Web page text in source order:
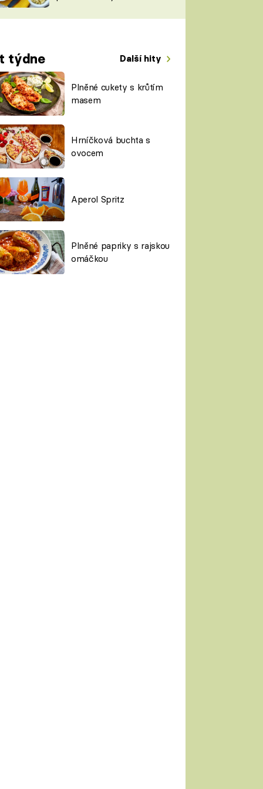
týdne Další hity
Plněné cukety s krůtím
masem
Hrníčková buchta s
ovocem
Aperol Spritz
Plněné papriky s rajskou
omáčkou